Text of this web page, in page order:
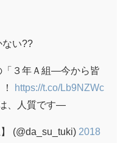
ない??
「３年Ａ組―今から皆
https://t.co/Lb9NZWc
、人質です―
(@da_su_tuki) 2018